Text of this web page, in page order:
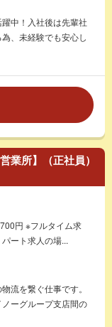
中！入社後は先輩社
、未経験でも安心し
業所】（正社員）
円 ※フルタイム求
ート求人の場...
流を繋ぐ仕事です。
ーグループ支店間の